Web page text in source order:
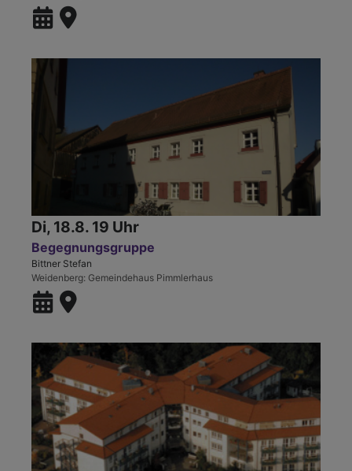
Di, 18.8. 19 Uhr
Begegnungsgruppe
Bittner Stefan
Weidenberg Gemeindehaus Pimmlerhaus